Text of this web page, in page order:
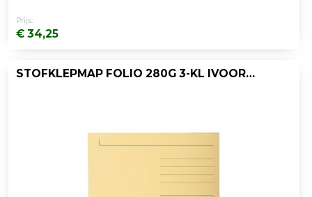
Prijs:
€ 34,25
STOFKLEPMAP FOLIO 280G 3-KL IVOOR/PK50